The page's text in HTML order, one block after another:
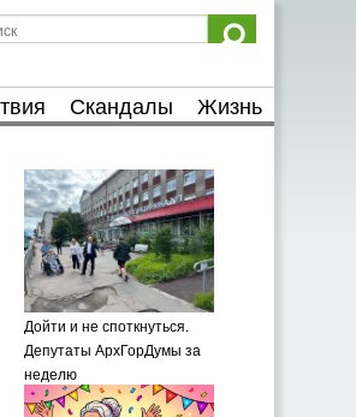
Скандалы Жизнь
Дойти и не споткнуться.
Депутаты АрхГорДумы за
неделю